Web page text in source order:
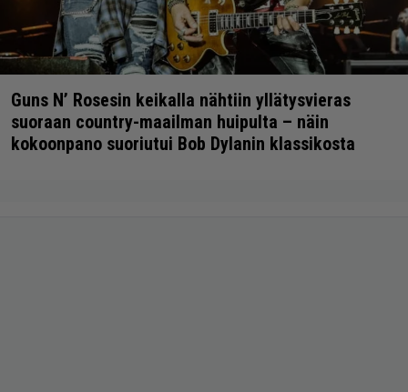
Guns N’ Rosesin keikalla nähtiin yllätysvieras
suoraan country-maailman huipulta – näin
kokoonpano suoriutui Bob Dylanin klassikosta